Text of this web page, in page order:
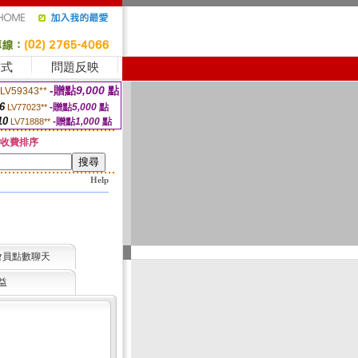
問題反映
LV59343** -贈點9,000 點
LV77023** -贈點5,000點
LV71888** -贈點1,000 點
費排序
Help
員點數聊天